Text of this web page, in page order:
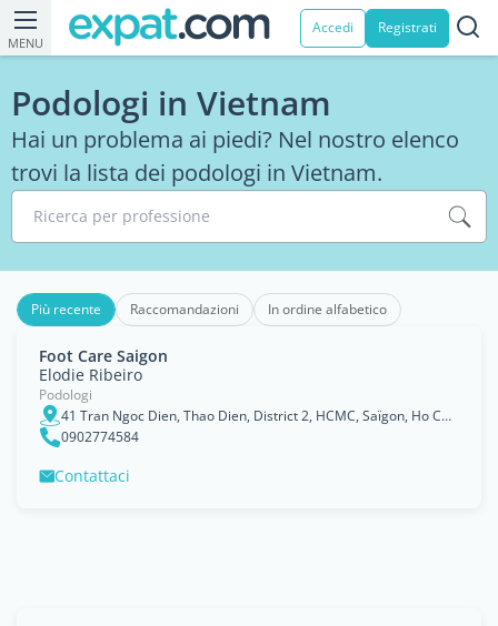
MENU
Accedi Registrati
Podologi in Vietnam
Hai un problema ai piedi? Nel nostro elenco
trovi la lista dei podologi in Vietnam.
Ricerca per professione
Più recente Raccomandazioni In ordine alfabetico
Foot Care Saigon
Elodie Ribeiro
Podologi
41 Tran Ngoc Dien, Thao Dien, District 2, HCMC, Saïgon, Ho Chi Minh City
0902774584
Contattaci